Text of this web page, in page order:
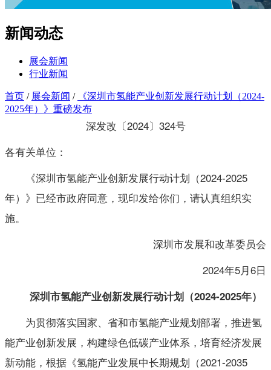
新闻动态
展会新闻
行业新闻
首页 / 展会新闻 /
《深圳市氢能产业创新发展行动计划（2024-
2025年）》重磅发布
深发改〔2024〕324号
各有关单位：
《深圳市氢能产业创新发展行动计划（2024-2025
年）》已经市政府同意，现印发给你们，请认真组织实
施。
深圳市发展和改革委员会
2024年5月6日
深圳市氢能产业创新发展行动计划 （2024-2025年）
为贯彻落实国家、省和市氢能产业规划部署，推进氢
能产业创新发展，构建绿色低碳产业体系，培育经济发展
新动能，根据《氢能产业发展中长期规划（2021-2035